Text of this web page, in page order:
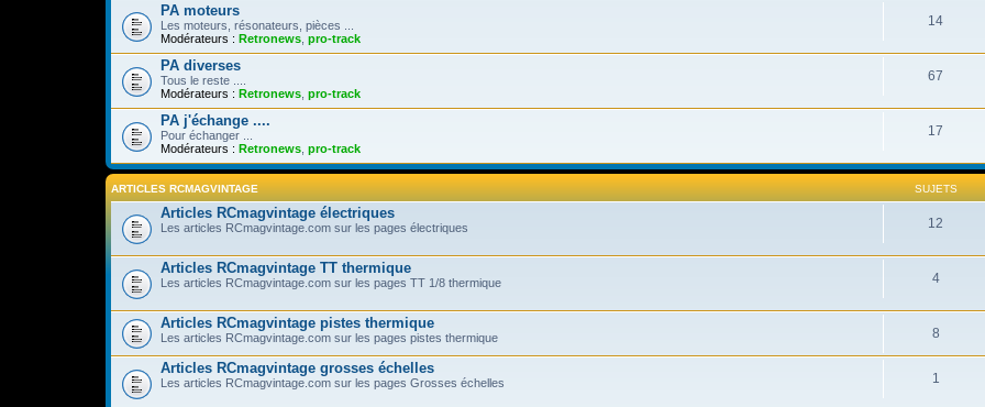
PA moteurs
Les moteurs, résonateurs, pièces ...
Modérateurs : Retronews pro-track
14
PA diverses
Tous le reste ....
Modérateurs : Retronews pro-track
67
PA j'échange ....
Pour échanger ...
Modérateurs : Retronews pro-track
17
ARTICLES RCMAGVINTAGE SUJETS
Articles RCmagvintage électriques
Les articles RCmagvintage.com sur les pages électriques 12
Articles RCmagvintage TT thermique
Les articles RCmagvintage.com sur les pages TT 1/8 thermique 4
Articles RCmagvintage pistes thermique
Les articles RCmagvintage.com sur les pages pistes thermique 8
Articles RCmagvintage grosses échelles
Les articles RCmagvintage.com sur les pages Grosses échelles 1